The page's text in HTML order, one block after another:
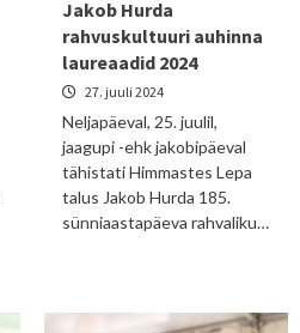
Jakob Hurda
rahvuskultuuri auhinna
laureaadid 2024
27. juuli 2024
Neljapäeval, 25. juulil,
jaagupi -ehk jakobipäeval
tähistati Himmastes Lepa
talus Jakob Hurda 185.
sünniaastapäeva rahvaliku…